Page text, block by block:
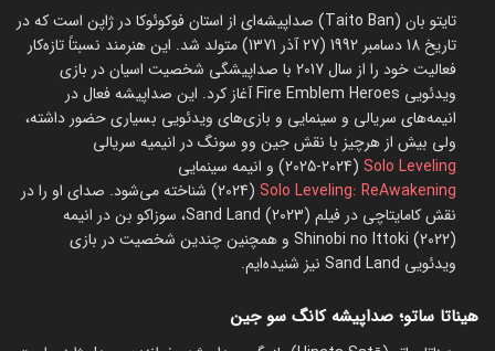
تایتو بان (Taito Ban) صداپیشه‌ای از استان فوکوئوکا در ژاپن است که در
تاریخ 18 دسامبر 1992 (27 آذر 1371) متولد شد. این هنرمند نسبتاً تازه‌کار
فعالیت خود را از سال 2017 با صداپیشگی شخصیت اسیان در بازی
ویدئویی Fire Emblem Heroes آغاز کرد. این صداپیشه فعال در
انیمه‌های سریالی و سینمایی و بازی‌های ویدئویی بسیاری حضور داشته،
ولی بیش از هرچیز با نقش جین وو سونگ در انیمیه سریالی
Solo Leveling (2024-2025) و انیمه سینمایی
Solo Leveling: ReAwakening
(2024) شناخته می‌شود. صدای او را در
نقش کامایتاچی در فیلم Sand Land (2023)، سوزاکو بن در انیمه
Shinobi no Ittoki (2022) و همچنین چندین شخصیت در بازی
ویدئویی Sand Land نیز شنیده‌ایم.
هیناتا ساتو؛ صداپیشه کانگ سو جین